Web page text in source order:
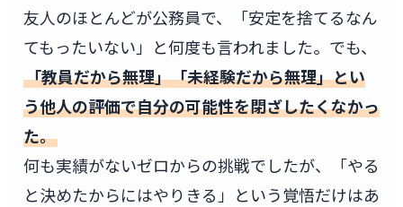
友人のほとんどが公務員で、「安定を捨てるなん
てもったいない」と何度も言われました。でも、
「教員だから無理」「未経験だから無理」とい
う他人の評価で自分の可能性を閉ざしたくなかっ
た。
何も実績がないゼロからの挑戦でしたが、「やる
と決めたからにはやりきる」という覚悟だけはあ